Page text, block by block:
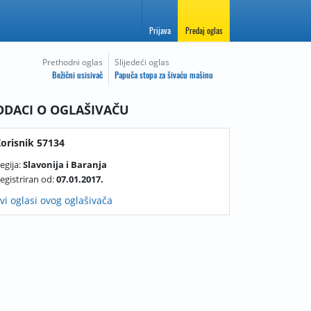
Prijava Predaj oglas
Prethodni oglas
Bežični usisivač
Slijedeći oglas
Papuča stopa za šivaću mašinu
O OGLAŠIVAČU
57134
Slavonija i Baranja
od:07.01.2017.
oglasi ovog oglašivača